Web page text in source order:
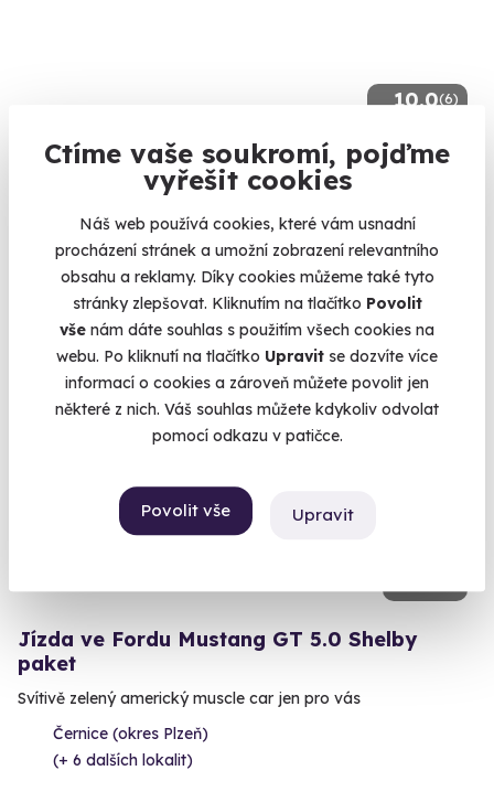
Ctíme vaše soukromí, pojďme
vyřešit cookies
Náš web používá cookies, které vám usnadní
procházení stránek a umožní zobrazení relevantního
obsahu a reklamy. Díky cookies můžeme také tyto
stránky zlepšovat. Kliknutím na tlačítko Povolit
vše nám dáte souhlas s použitím všech cookies na
webu. Po kliknutí na tlačítko Upravit se dozvíte více
informací o cookies a zároveň můžete povolit jen
některé z nich. Váš souhlas můžete kdykoliv odvolat
pomocí odkazu v patičce.
Povolit vše Upravit
10.0(6)
Jízda v Dodge Challenger
Zelenočerný americký muscle car k vašim službám
Černice (okres Plzeň)
(+ 6 dalších lokalit)
1 399 Kč
Volný termín už 08. 08. 2026
Jízda ve Fordu Mustang GT 5.0 Shelby
paket
Svítivě zelený americký muscle car jen pro vás
Černice (okres Plzeň)
(+ 6 dalších lokalit)